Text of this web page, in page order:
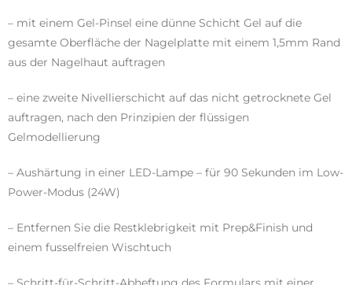
– mit einem Gel-Pinsel eine dünne Schicht Gel auf die
gesamte Oberfläche der Nagelplatte mit einem 1,5mm Rand
aus der Nagelhaut auftragen
– eine zweite Nivellierschicht auf das nicht getrocknete Gel
auftragen, nach den Prinzipien der flüssigen
Gelmodellierung
– Aushärtung in einer LED-Lampe – für 90 Sekunden im Low-
Power-Modus (24W)
– Entfernen Sie die Restklebrigkeit mit Prep&Finish und
einem fusselfreien Wischtuch